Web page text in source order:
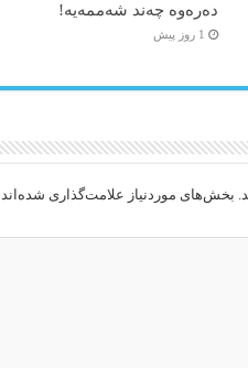
دەرەوە چەند شەممەیە!
1 روز پیش
بخش‌های موردنیاز علامت‌گذاری شده‌اند